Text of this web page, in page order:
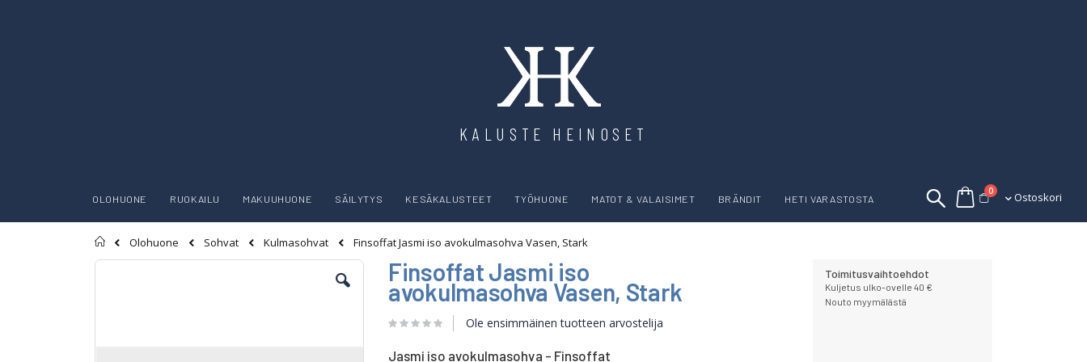
KALUSTE HEINOSET
Ostoskori
0tuotettaOstoskori
OLOHUONE RUOKAILU MAKUUHUONE SÄILYTYS KESÄKALUSTEET TYÖHUONE MATOT & VALAISIMET BRÄNDIT HETI VARASTOSTA
Etusivu
Olohuone Sohvat Kulmasohvat
Finsoffat Jasmi iso avokulmasohva Vasen, Stark
Skip
Finsoffat Jasmi iso
avokulmasohva Vasen, Stark
Ole ensimmäinen tuotteen arvostelija
Jasmi iso avokulmasohva - Finsoffat
Toimitusvaihtoehdot
Kuljetus ulko-ovelle 40 €
Nouto myymälästä